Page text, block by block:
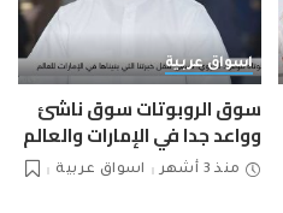
اسواق عربية
سوق الروبوتات سوق ناشئ
وواعد جدا في الإمارات والعالم
منذ 3 أشهر اسواق عربية